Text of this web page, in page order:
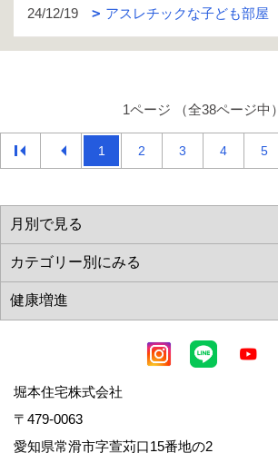
24/12/19 アスレチックな子ども部屋
1ページ （全38ページ中）
1 2 3 4 5
堀本住宅株式会社
〒479-0063
愛知県常滑市字萱苅口15番地の2